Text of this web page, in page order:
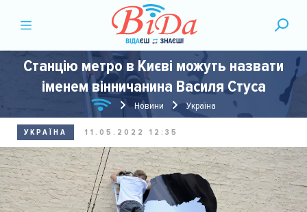
Станцію метро в Києві можуть назвати
іменем вінничанина Василя Стуса
Новини Україна
УКРАЇНА 11.05.2022 12:35